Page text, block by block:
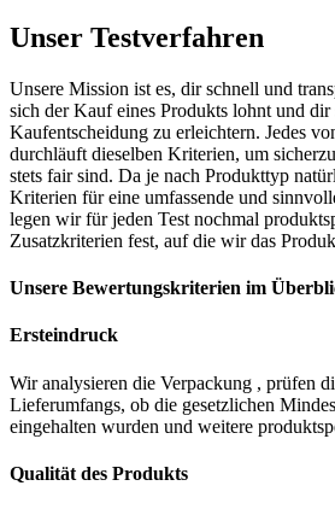
Unser Testverfahren
Unsere Mission ist es, dir schnell und
sich der Kauf eines Produkts lohnt und dir
Kaufentscheidung zu erleichtern. Jedes
durchläuft dieselben Kriterien, um
stets fair sind. Da je nach Produkttyp
Kriterien für eine umfassende und
legen wir für jeden Test nochmal
Zusatzkriterien fest, auf die wir das
Unsere Bewertungskriterien im
Ersteindruck
Wir analysieren die Verpackung , prüfen
Lieferumfangs, ob die gesetzlichen
eingehalten wurden und weitere
Qualität des Produkts